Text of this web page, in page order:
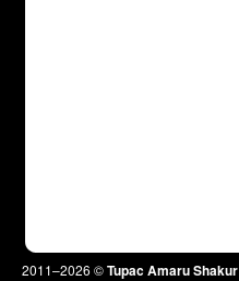
2011–2026 ©Tupac Amaru Shakur